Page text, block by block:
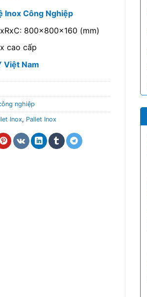
Inox Công Nghiệp
800x800x160 (mm)
cao cấp
Việt Nam
nghiệp
Inox, Pallet Inox